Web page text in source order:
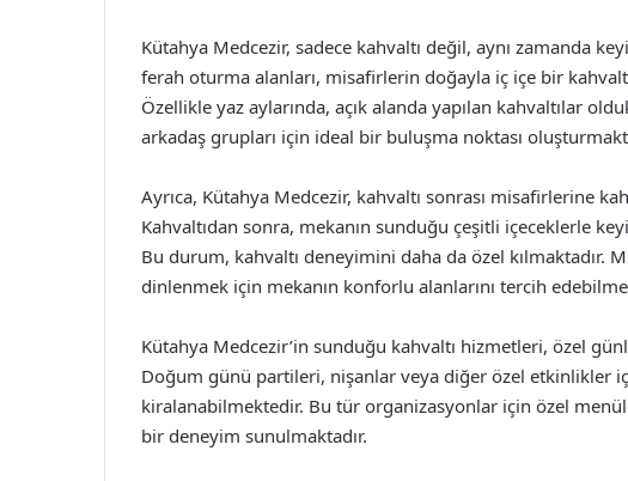
Kütahya Medcezir, sadece kahvaltı değil, aynı zamanda
ferah oturma alanları, misafirlerin doğayla iç içe bir
Özellikle yaz aylarında, açık alanda yapılan kahvaltılar
arkadaş grupları için ideal bir buluşma noktası
Ayrıca, Kütahya Medcezir, kahvaltı sonrası misafirlerine
Kahvaltıdan sonra, mekanın sunduğu çeşitli içeceklerle
Bu durum, kahvaltı deneyimini daha da özel kılmaktadır.
dinlenmek için mekanın konforlu alanlarını tercih
Kütahya Medcezir’in sunduğu kahvaltı hizmetleri, özel
Doğum günü partileri, nişanlar veya diğer özel etkinlikler
kiralanabilmektedir. Bu tür organizasyonlar için özel
bir deneyim sunulmaktadır.